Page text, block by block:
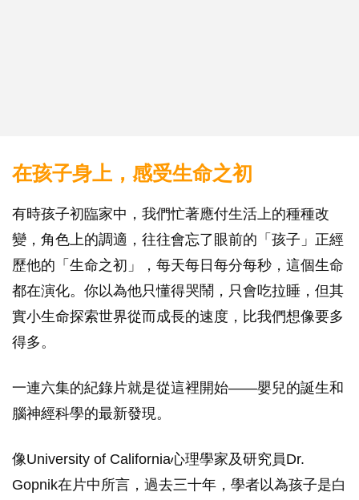
在孩子身上，感受生命之初
有時孩子初臨家中，我們忙著應付生活上的種種改
變，角色上的調適，往往會忘了眼前的「孩子」正經
歷他的「生命之初」，每天每日每分每秒，這個生命
都在演化。你以為他只懂得哭鬧，只會吃拉睡，但其
實小生命探索世界從而成長的速度，比我們想像要多
得多。
一連六集的紀錄片就是從這裡開始——嬰兒的誕生和
腦神經科學的最新發現。
像University of California心理學家及研究員Dr.
Gopnik在片中所言，過去三十年，學者以為孩子是白